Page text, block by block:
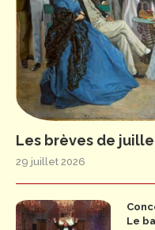
Les brèves de
29 juillet 2026
Le